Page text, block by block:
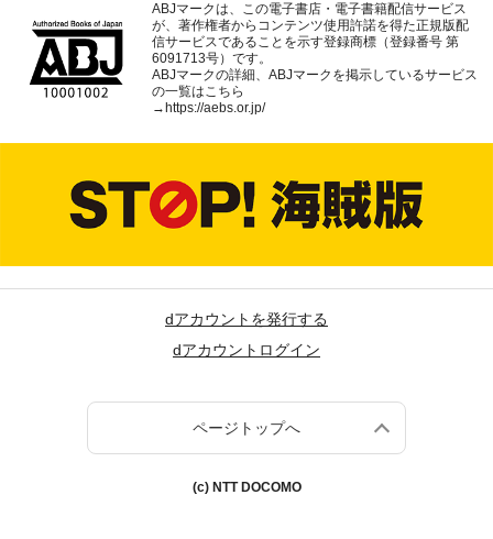
ABJマークは、この電子書店・電子書籍配信サービス
が、著作権者からコンテンツ使用許諾を得た正規版配
信サービスであることを示す登録商標（登録番号 第
6091713号）です。
ABJマークの詳細、ABJマークを掲示しているサービス
の一覧はこちら
→ https://aebs.or.jp/
dアカウントを発行する
dアカウントログイン
ページトップへ
(c) NTT DOCOMO